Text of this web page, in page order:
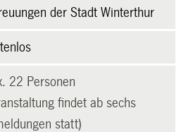
der Stadt Winterthur
22 Personen
findet ab sechs
statt)